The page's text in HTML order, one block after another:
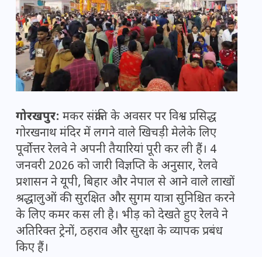
गोरखपुर: मकर संक्रांति के अवसर पर विश्व प्रसिद्ध
गोरखनाथ मंदिर में लगने वालेखिचड़ी मेलेके लिए
पूर्वोत्तर रेलवेने अपनी तैयारियां पूरी कर ली हैं। 4
जनवरी 2026 को जारी विज्ञप्ति के अनुसार, रेलवे
प्रशासन ने यूपी, बिहार और नेपाल से आने वाले लाखों
श्रद्धालुओं की सुरक्षित और सुगम यात्रा सुनिश्चित करने
के लिए कमर कस ली है। भीड़ को देखते हुए रेलवे ने
अतिरिक्त ट्रेनों, ठहराव और सुरक्षा के व्यापक प्रबंध
किए हैं।